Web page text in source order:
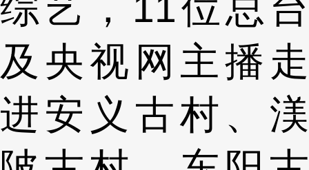
及央视网主播走
进安义古村、渼